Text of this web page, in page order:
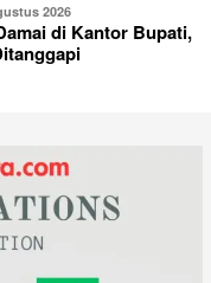
2026
di Kantor Bupati,